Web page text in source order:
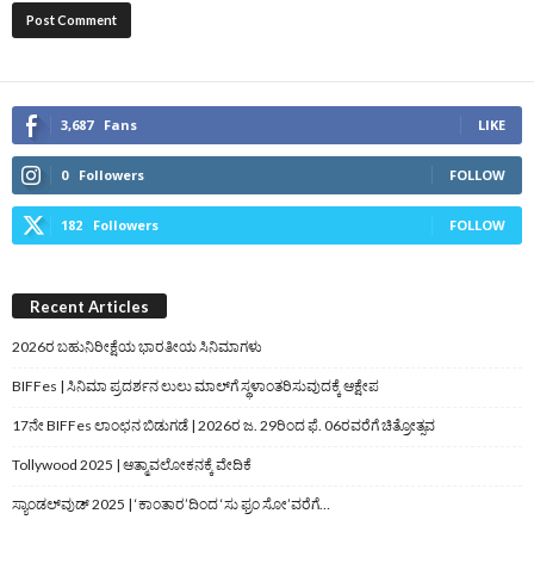
3,687 Fans LIKE
0 Followers FOLLOW
182 Followers FOLLOW
Recent Articles
2026ರ ಬಹುನಿರೀಕ್ಷೆಯ ಭಾರತೀಯ ಸಿನಿಮಾಗಳು
BIFFes | ಸಿನಿಮಾ ಪ್ರದರ್ಶನ ಲುಲು ಮಾಲ್‌ಗೆ ಸ್ಥಳಾಂತರಿಸುವುದಕ್ಕೆ ಆಕ್ಷೇಪ
17ನೇ BIFFes ಲಾಂಛನ ಬಿಡುಗಡೆ | 2026ರ ಜ. 29ರಿಂದ ಫೆ. 06ರವರೆಗೆ ಚಿತ್ರೋತ್ಸವ
Tollywood 2025 | ಆತ್ಮಾವಲೋಕನಕ್ಕೆ ವೇದಿಕೆ
ಸ್ಯಾಂಡಲ್‌ವುಡ್‌ 2025 | ‘ಕಾಂತಾರ’ದಿಂದ ‘ಸು ಫ್ರಂ ಸೋ’ವರೆಗೆ…